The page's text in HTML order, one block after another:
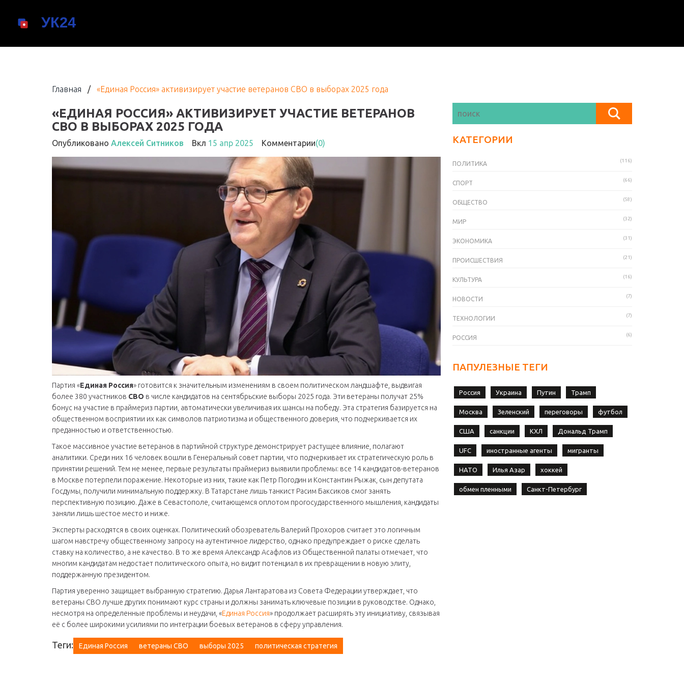
Главная / «Единая Россия» активизирует участие ветеранов СВО в выборах 2025 года
«ЕДИНАЯ РОССИЯ» АКТИВИЗИРУЕТ УЧАСТИЕ ВЕТЕРАНОВ
СВО В ВЫБОРАХ 2025 ГОДА
Опубликовано Алексей Ситников Вкл 15 апр 2025 Комментарии(0)
Партия «Единая Россия» готовится к значительным изменениям в своем политическом ландшафте, выдвигая
более 380 участников СВО в числе кандидатов на сентябрьские выборы 2025 года. Эти ветераны получат 25%
бонус на участие в праймериз партии, автоматически увеличивая их шансы на победу. Эта стратегия базируется на
общественном восприятии их как символов патриотизма и общественного доверия, что подчеркивается их
преданностью и ответственностью.
Такое массивное участие ветеранов в партийной структуре демонстрирует растущее влияние, полагают
аналитики. Среди них 16 человек вошли в Генеральный совет партии, что подчеркивает их стратегическую роль в
принятии решений. Тем не менее, первые результаты праймериз выявили проблемы: все 14 кандидатов-ветеранов
в Москве потерпели поражение. Некоторые из них, такие как Петр Погодин и Константин Рыжак, сын депутата
Госдумы, получили минимальную поддержку. В Татарстане лишь танкист Расим Баксиков смог занять
перспективную позицию. Даже в Севастополе, считающемся оплотом прогосударственного мышления, кандидаты
заняли лишь шестое место и ниже.
Эксперты расходятся в своих оценках. Политический обозреватель Валерий Прохоров считает это логичным
шагом навстречу общественному запросу на аутентичное лидерство, однако предупреждает о риске сделать
ставку на количество, а не качество. В то же время Александр Асафлов из Общественной палаты отмечает, что
многим кандидатам недостает политического опыта, но видит потенциал в их превращении в новую элиту,
поддержанную президентом.
Партия уверенно защищает выбранную стратегию. Дарья Лантаратова из Совета Федерации утверждает, что
ветераны СВО лучше других понимают курс страны и должны занимать ключевые позиции в руководстве. Однако,
несмотря на определенные проблемы и неудачи, «Единая Россия» продолжает расширять эту инициативу, связывая
её с более широкими усилиями по интеграции боевых ветеранов в сферу управления.
Теги: Единая Россия ветераны СВО выборы 2025 политическая стратегия
КАТЕГОРИИ
ПОЛИТИКА (116)
СПОРТ (66)
ОБЩЕСТВО (58)
МИР (32)
ЭКОНОМИКА (31)
ПРОИСШЕСТВИЯ (21)
КУЛЬТУРА (16)
НОВОСТИ (7)
ТЕХНОЛОГИИ (7)
РОССИЯ (6)
ПАПУЛЕЗНЫЕ ТЕГИ
Россия Украина Путин Трамп
Москва Зеленский переговоры футбол
США санкции КХЛ Дональд Трамп
UFC иностранные агенты мигранты
НАТО Илья Азар хоккей
обмен пленными Санкт-Петербург